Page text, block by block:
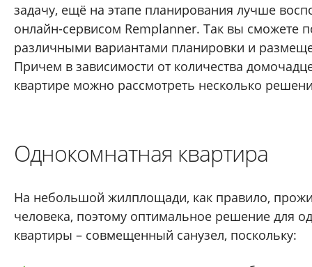
задачу, ещё на этапе планирования лучше
онлайн-сервисом Remplanner. Так вы сможете
различными вариантами планировки и
Причем в зависимости от количества
квартире можно рассмотреть несколько
Однокомнатная квартира
На небольшой жилплощади, как правило,
человека, поэтому оптимальное решение для
квартиры – совмещенный санузел, поскольку: